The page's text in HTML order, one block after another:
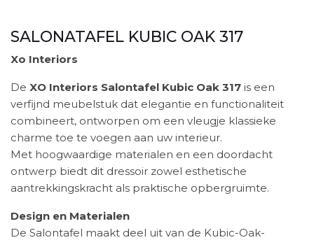
SALONATAFEL KUBIC OAK 317
Xo Interiors
De XO Interiors Salontafel Kubic Oak 317 is een
verfijnd meubelstuk dat elegantie en functionaliteit
combineert, ontworpen om een vleugje klassieke
charme toe te voegen aan uw interieur.
Met hoogwaardige materialen en een doordacht
ontwerp biedt dit dressoir zowel esthetische
aantrekkingskracht als praktische opbergruimte.
Design en Materialen
De Salontafel maakt deel uit van de Kubic-Oak-